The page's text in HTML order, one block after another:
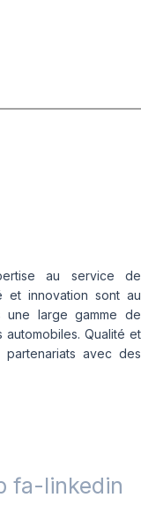
au service de
et innovation sont au
une large gamme de
Qualité et
avec des
fa-linkedin